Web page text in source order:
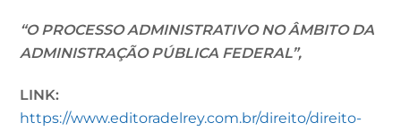
“O PROCESSO ADMINISTRATIVO NO ÂMBITO DA
ADMINISTRAÇÃO PÚBLICA FEDERAL”,
LINK:
https://www.editoradelrey.com.br/direito/direito-